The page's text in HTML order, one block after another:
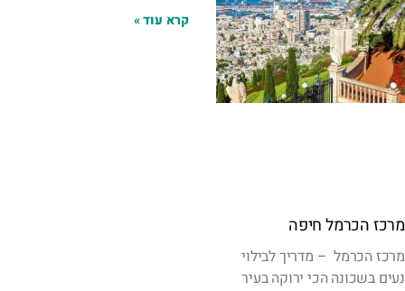
מרכז הכרמל חיפה
מרכז הכרמל – מדריך לבילוי
נעים בשכונה הכי ירוקה בעיר
קרא עוד »